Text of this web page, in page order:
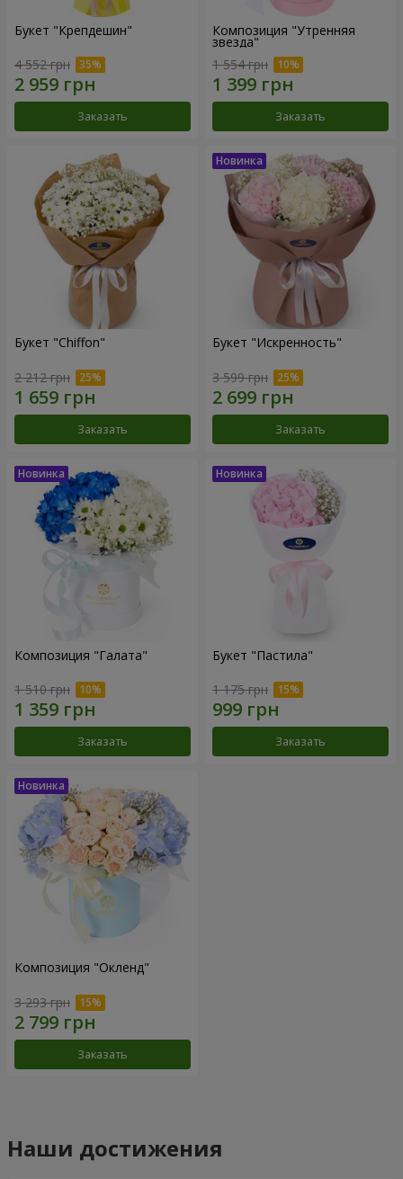
Букет "Крепдешин"
4 552 грн
Заказать
Композиция "Утренняя
звезда"
1 554 грн
Заказать
Букет "Chiffon"
2 212 грн
Заказать
Букет "Искренность"
3 599 грн
Заказать
Композиция "Галата"
1 510 грн
Заказать
Букет "Пастила"
1 175 грн
Заказать
Композиция "Окленд"
3 293 грн
Заказать
Наши достижения